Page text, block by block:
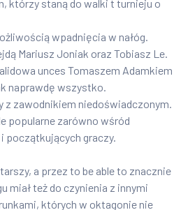
którzy staną do walki t turnieju o
wpadnięcia w nałóg.
Mariusz Joniak oraz Tobiasz Le.
unces Tomaszem Adamkiem
naprawdę wszystko.
z zawodnikiem niedoświadczonym.
popularne zarówno wśród
początkujących graczy.
a przez to be able to znacznie
miał też do czynienia z innymi
których w oktagonie nie